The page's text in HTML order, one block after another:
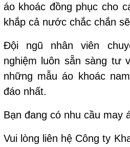
áo khoác đồng phục cho
khắp cả nước chắc chắn
Đội ngũ nhân viên
nghiệm luôn sẵn sàng tư
những mẫu áo khoác
đáo nhất.
Bạn đang có nhu cầu may
Vui lòng liên hệ Công ty